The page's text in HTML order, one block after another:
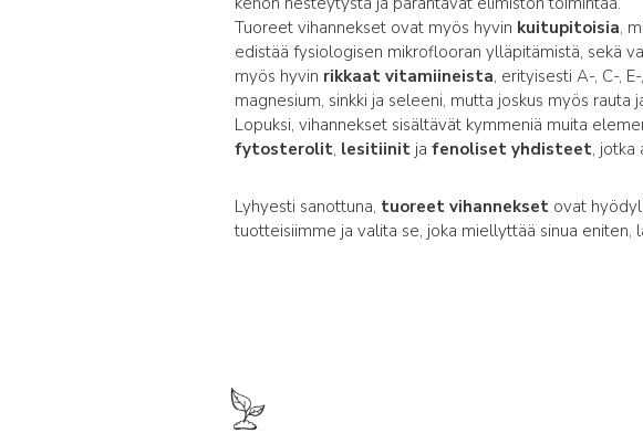
Tuoreet vihannekset ovat myös hyvin kuitupitoisia,
edistää fysiologisen mikroflooran ylläpitämistä, sekä
myös hyvin rikkaat vitamiineista, erityisesti A-, C-,
magnesium, sinkki ja seleeni, mutta joskus myös
Lopuksi, vihannekset sisältävät kymmeniä muita
fytosterolit, lesitiinit jafenoliset yhdisteet, jotka
Lyhyesti sanottuna, tuoreet vihannekset ovat
tuotteisiimme ja valita se, joka miellyttää sinua eniten,